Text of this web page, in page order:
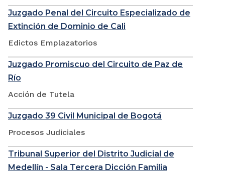
Juzgado Penal del Circuito Especializado de
Extinción de Dominio de Cali
Edictos Emplazatorios
Juzgado Promiscuo del Circuito de Paz de
Río
Acción de Tutela
Juzgado 39 Civil Municipal de Bogotá
Procesos Judiciales
Tribunal Superior del Distrito Judicial de
Medellín - Sala Tercera Dicción Familia